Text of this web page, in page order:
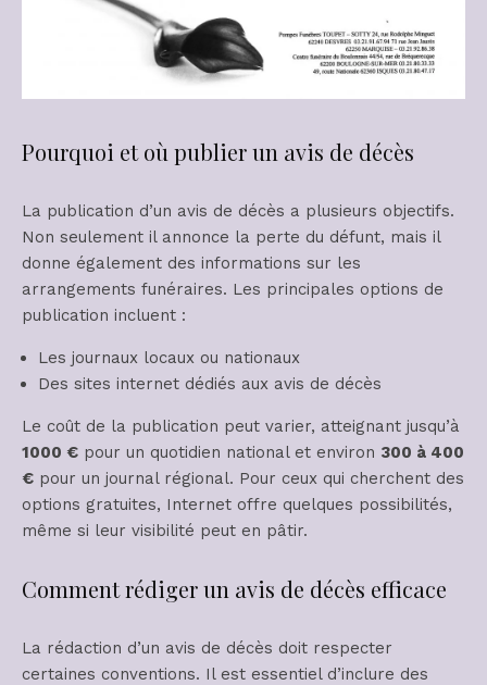
Pourquoi et où publier un avis de décès
La publication d’un avis de décès a plusieurs objectifs.
Non seulement il annonce la perte du défunt, mais il
donne également des informations sur les
arrangements funéraires. Les principales options de
publication incluent :
Les journaux locaux ou nationaux
Des sites internet dédiés aux avis de décès
Le coût de la publication peut varier, atteignant jusqu’à
1000 € pour un quotidien national et environ 300 à 400
€ pour un journal régional. Pour ceux qui cherchent des
options gratuites, Internet offre quelques possibilités,
même si leur visibilité peut en pâtir.
Comment rédiger un avis de décès efficace
La rédaction d’un avis de décès doit respecter
certaines conventions. Il est essentiel d’inclure des